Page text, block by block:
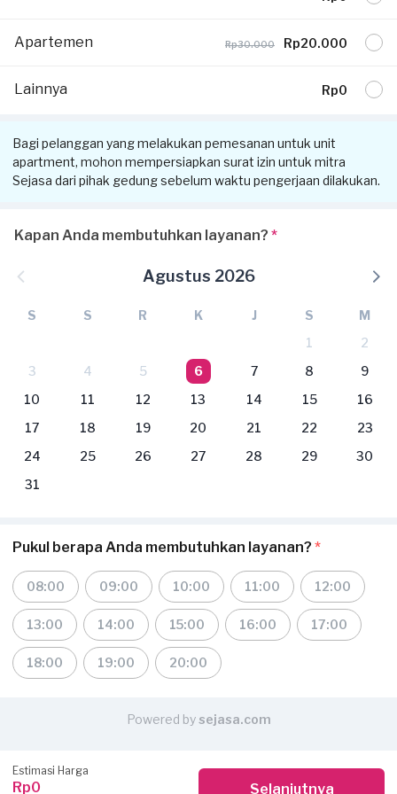
Apartemen Rp30.000 Rp20.000
Lainnya Rp0
Bagi pelanggan yang melakukan pemesanan untuk unit
apartment, mohon mempersiapkan surat izin untuk mitra
Sejasa dari pihak gedung sebelum waktu pengerjaan dilakukan.
Kapan Anda membutuhkan layanan? *
Agustus 2026
S S R K J S
M
1
2
3
4 5 6 7 8
9
10
11 12 13 14 15
16
17
18 19 20 21 22
23
24
25 26 27 28 29
30
31
Pukul berapa Anda membutuhkan layanan? *
08:00 09:00 10:00 11:00 12:00
13:00 14:00 15:00 16:00 17:00
18:00 19:00 20:00
Powered bysejasa.com
Estimasi Harga
Rp0 Selanjutnya